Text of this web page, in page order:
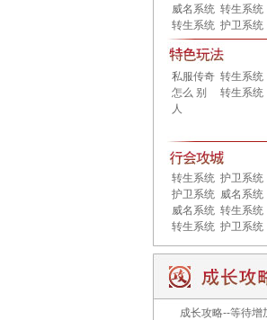
威名系统 转生系统
转生系统 护卫系统
私服传奇
怎么 别
人
转生系统
转生系统
转生系统 护卫系统
护卫系统 威名系统
威名系统 转生系统
转生系统 护卫系统
成长攻略--等待增